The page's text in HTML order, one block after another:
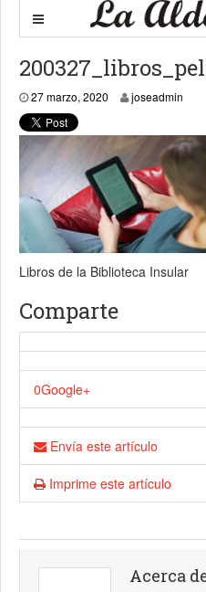
27 marzo, 2020 27 marzo, 2020
joseadmin
Libros de la Biblioteca Insular
Comparte
0Google+
Envía este artículo
Imprime este artículo
Acerca